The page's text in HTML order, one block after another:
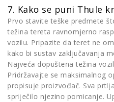
7. Kako se puni Thule
Prvo stavite teške predmete
težina tereta ravnomjerno
vozilu. Pripazite da teret ne
kako bi sustav zaključavanja
Najveća dopuštena težina
Pridržavajte se maksimalnog
propisuje proizvođač. Sva
spriječilo njezino pomicanje.